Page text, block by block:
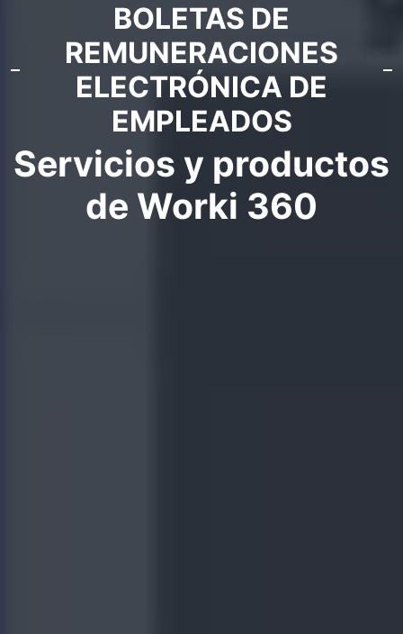
BOLETAS DE
REMUNERACIONES
ELECTRÓNICA DE
EMPLEADOS
Servicios y productos
de Worki 360